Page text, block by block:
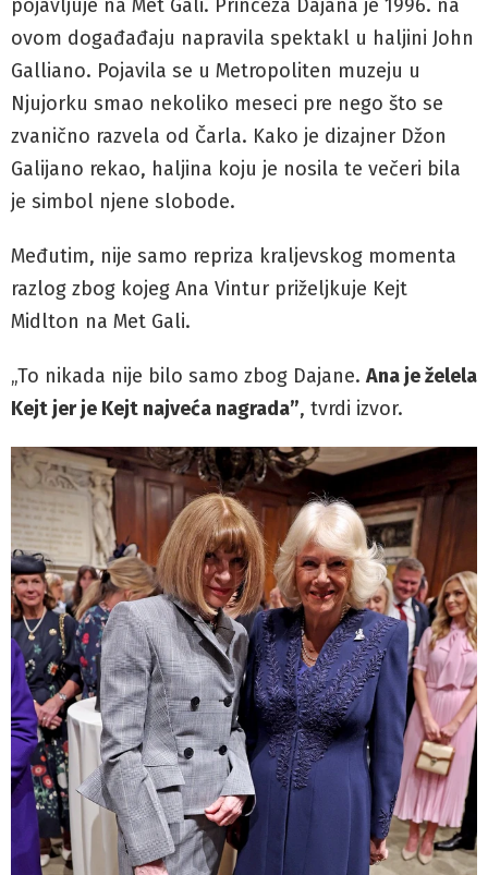
pojavljuje na Met Gali. Princeza Dajana je 1996. na
ovom događađaju napravila spektakl u haljini John
Galliano. Pojavila se u Metropoliten muzeju u
Njujorku smao nekoliko meseci pre nego što se
zvanično razvela od Čarla. Kako je dizajner Džon
Galijano rekao, haljina koju je nosila te večeri bila
je simbol njene slobode.
Međutim, nije samo repriza kraljevskog momenta
razlog zbog kojeg Ana Vintur priželjkuje Kejt
Midlton na Met Gali.
„To nikada nije bilo samo zbog Dajane. Ana je želela
Kejt jer je Kejt najveća nagrada”, tvrdi izvor.